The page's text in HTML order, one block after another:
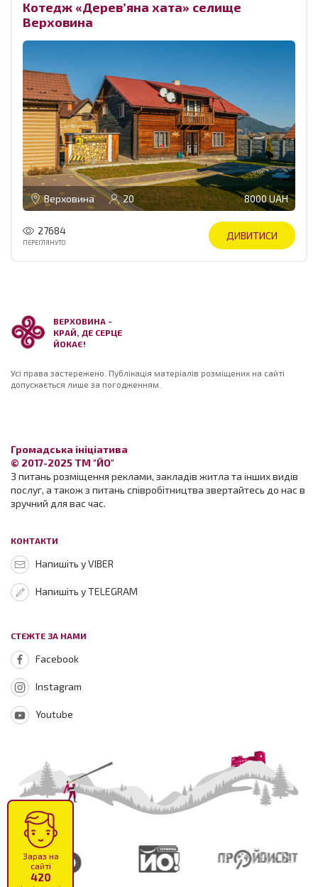
Котедж «Дерев’яна хата» селище
Верховина
Верховина 20 8000 UAH
27684
ПЕРЕГЛЯНУТО
ДИВИТИСИ
ВЕРХОВИНА -
КРАЙ, ДЕ СЕРЦЕ
ЙОКАЄ!
Усі права застережено. Публікація матеріалів розміщених на сайті
допускається лише за погодженням.
Громадська ініціатива
© 2017-2025 ТМ "ЙО"
З питань розміщення реклами, закладів житла та інших видів
послуг, а також з питань співробітництва звертайтесь до нас в
зручний для вас час.
КОНТАКТИ
Напишіть у VIBER
Напишіть у TELEGRAM
СТЕЖТЕ ЗА НАМИ
Facebook
Instagram
Youtube
Зараз на
сайті
420